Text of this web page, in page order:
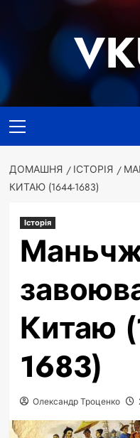
меню
ДОМАШНЯ ІСТОРІЯ
КИТАЮ (1644-1683)
Історія
Китаю
1683)
Олександр Троценко